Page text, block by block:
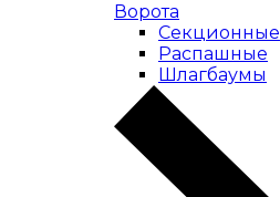
Ворота
Секционные
Распашные
Шлагбаумы